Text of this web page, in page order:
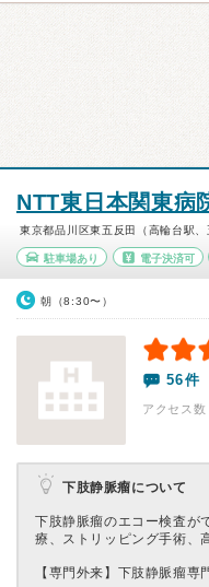
NTT東日本関東病
東京都品川区東五反田（高輪台駅、
駐車場あり 電子決済可
朝（8:30〜）
56件
アクセス
下肢静脈瘤について
下肢静脈瘤のエコー検査が
療、ストリッピング手術、
【専門外来】 下肢静脈瘤専